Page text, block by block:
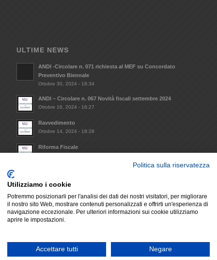
ULTIME NEWS
ANDI -Circolare n. 071 richiesta al MEF su Concordato
Preventivo Biennale
Ottobre 30, 2024 - 18:34
ANDI – Circolare n. 067 Novità fiscali settembre 2024
Ottobre 16, 2024 - 16:27
Ravvedimento
Ottobre 14, 2024 - 18:28
Riforma Fiscale
Dicembre 6, 2023 - 17:29
© Copyright - A.N.D.I. SEZIONE PROVINCIALE DI LATINA | P.IVA: P.IVA
02722230592 |Development We Blink Design-Enfold WordPress Theme by
Politica sulla riservatezza
Utilizziamo i cookie
Potremmo posizionarli per l'analisi dei dati dei nostri visitatori, per migliorare
il nostro sito Web, mostrare contenuti personalizzati e offrirti un'esperienza di
navigazione eccezionale. Per ulteriori informazioni sui cookie utilizziamo
aprire le impostazioni.
Accettare tutti Negare